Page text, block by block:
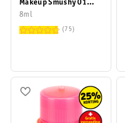
Makeup Smushy 01
Sugar Smush Matte Lip
Balm
8ml
75